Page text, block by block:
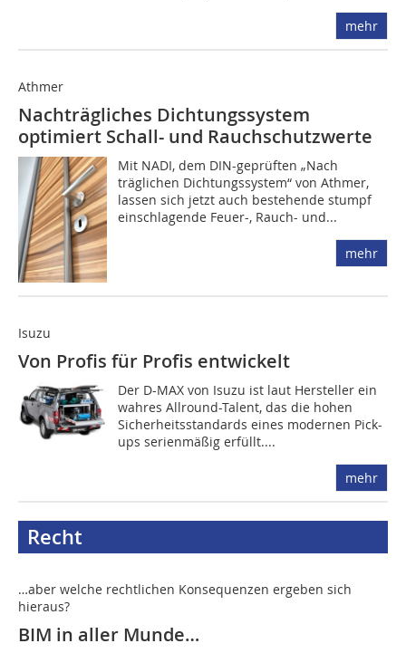
mehr
Athmer
Nachträgliches Dichtungssystem
optimiert Schall- und Rauchschutzwerte
Mit NADI, dem DIN-geprüften „Nach
träglichen Dichtungssystem“ von Athmer,
lassen sich jetzt auch bestehende stumpf
einschlagende Feuer-, Rauch- und...
mehr
Isuzu
Von Profis für Profis entwickelt
Der D-MAX von Isuzu ist laut Hersteller ein
wahres Allround-Talent, das die hohen
Sicherheitsstandards eines modernen Pick-
ups serienmäßig erfüllt....
mehr
Recht
…aber welche rechtlichen Konsequenzen ergeben sich
hieraus?
BIM in aller Munde…